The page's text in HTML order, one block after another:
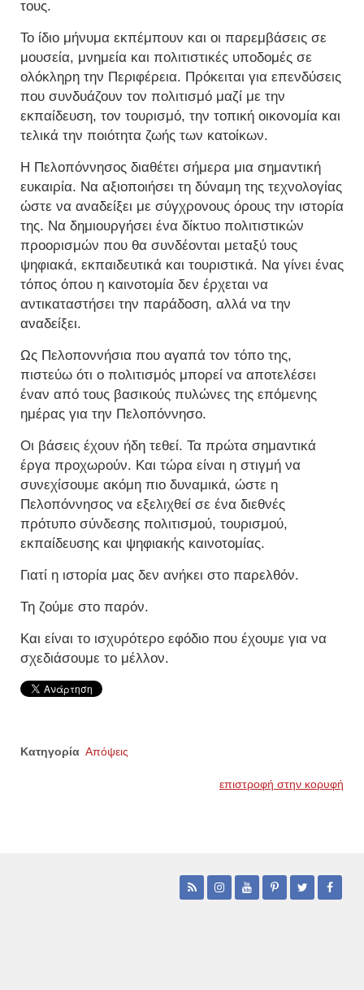
τους.
Το ίδιο μήνυμα εκπέμπουν και οι παρεμβάσεις σε
μουσεία, μνημεία και πολιτιστικές υποδομές σε
ολόκληρη την Περιφέρεια. Πρόκειται για επενδύσεις
που συνδυάζουν τον πολιτισμό μαζί με την
εκπαίδευση, τον τουρισμό, την τοπική οικονομία και
τελικά την ποιότητα ζωής των κατοίκων.
Η Πελοπόννησος διαθέτει σήμερα μια σημαντική
ευκαιρία. Να αξιοποιήσει τη δύναμη της τεχνολογίας
ώστε να αναδείξει με σύγχρονους όρους την ιστορία
της. Να δημιουργήσει ένα δίκτυο πολιτιστικών
προορισμών που θα συνδέονται μεταξύ τους
ψηφιακά, εκπαιδευτικά και τουριστικά. Να γίνει ένας
τόπος όπου η καινοτομία δεν έρχεται να
αντικαταστήσει την παράδοση, αλλά να την
αναδείξει.
Ως Πελοποννήσια που αγαπά τον τόπο της,
πιστεύω ότι ο πολιτισμός μπορεί να αποτελέσει
έναν από τους βασικούς πυλώνες της επόμενης
ημέρας για την Πελοπόννησο.
Οι βάσεις έχουν ήδη τεθεί. Τα πρώτα σημαντικά
έργα προχωρούν. Και τώρα είναι η στιγμή να
συνεχίσουμε ακόμη πιο δυναμικά, ώστε η
Πελοπόννησος να εξελιχθεί σε ένα διεθνές
πρότυπο σύνδεσης πολιτισμού, τουρισμού,
εκπαίδευσης και ψηφιακής καινοτομίας.
Γιατί η ιστορία μας δεν ανήκει στο παρελθόν.
Τη ζούμε στο παρόν.
Και είναι το ισχυρότερο εφόδιο που έχουμε για να
σχεδιάσουμε το μέλλον.
Κατηγορία Απόψεις
επιστροφή στην κορυφή